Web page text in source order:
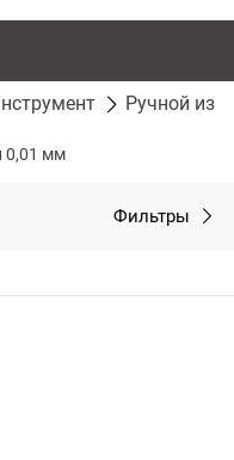
Ручной
0,01 мм
Фильтры